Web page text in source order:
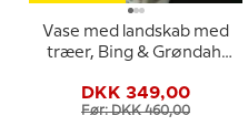
Vase med landskab med
træer, Bing & Grøndahl
5247
DKK 349,00
Før: DKK 460,00